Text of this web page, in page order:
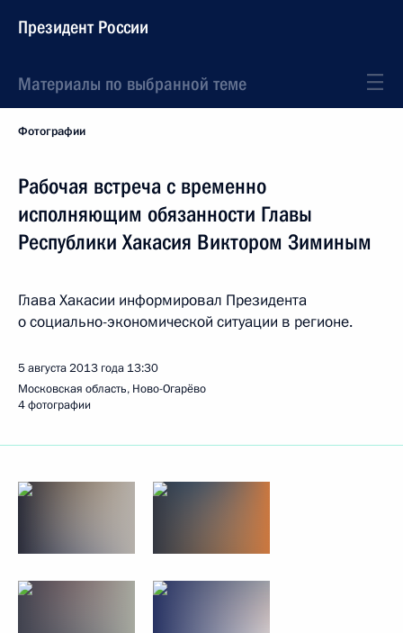
Президент России
Материалы по выбранной теме
Фотографии
Рабочая встреча с временно
исполняющим обязанности Главы
Республики Хакасия Виктором Зиминым
Глава Хакасии информировал Президента
о социально-экономической ситуации в регионе.
5 августа 2013 года 13:30
Московская область, Ново-Огарёво
4 фотографии